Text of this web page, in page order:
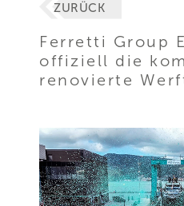
ZURÜCK
Ferretti Group
offiziell die
renovierte